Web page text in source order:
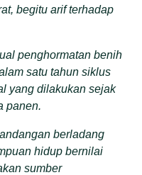
begitu arif terhadap
penghormatan benih
satu tahun siklus
yang dilakukan sejak
panen.
berladang
hidup bernilai
sumber